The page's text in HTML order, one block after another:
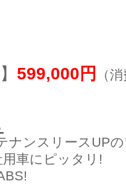
599,000円 （
ナンスリースUP
車にピッタリ!